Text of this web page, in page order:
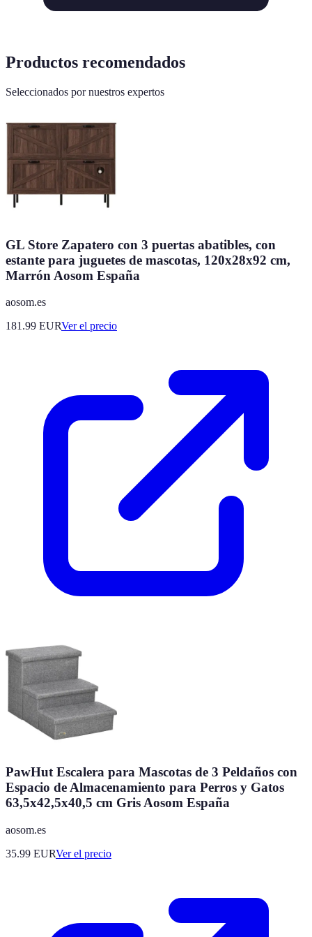
Productos recomendados
Seleccionados por nuestros expertos
GL Store Zapatero con 3 puertas abatibles, con
estante para juguetes de mascotas, 120x28x92 cm,
Marrón Aosom España
aosom.es
181.99 EURVer el precio
PawHut Escalera para Mascotas de 3 Peldaños con
Espacio de Almacenamiento para Perros y Gatos
63,5x42,5x40,5 cm Gris Aosom España
aosom.es
35.99 EURVer el precio